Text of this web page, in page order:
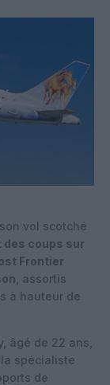
vol scotché
coups sur
Frontier
, assortis
à hauteur de
âgé de 22 ans,
spécialiste
de